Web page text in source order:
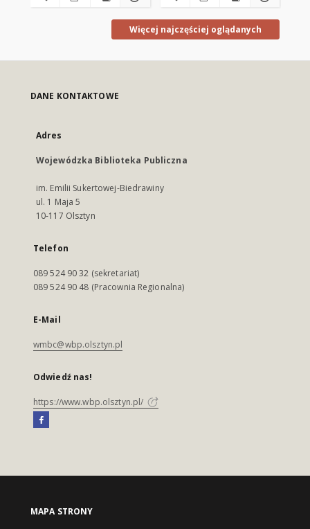
Więcej najczęściej oglądanych
DANE KONTAKTOWE
Adres
Wojewódzka Biblioteka Publiczna
im. Emilii Sukertowej-Biedrawiny
ul. 1 Maja 5
10-117 Olsztyn
Telefon
089 524 90 32 (sekretariat)
089 524 90 48 (Pracownia Regionalna)
E-Mail
wmbc@wbp.olsztyn.pl
Odwiedź nas!
https://www.wbp.olsztyn.pl/
MAPA STRONY